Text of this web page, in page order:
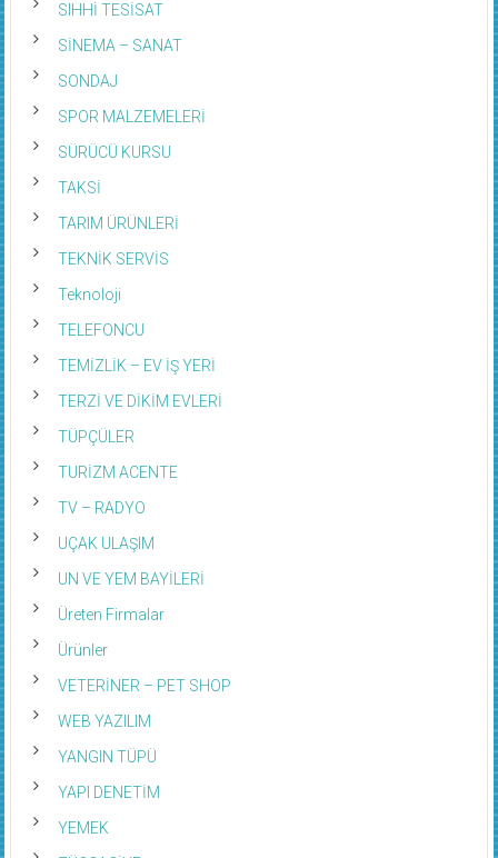
SIHHİ TESİSAT
SİNEMA – SANAT
SONDAJ
SPOR MALZEMELERİ
SÜRÜCÜ KURSU
TAKSİ
TARIM ÜRÜNLERİ
TEKNİK SERVİS
Teknoloji
TELEFONCU
TEMİZLİK – EV İŞ YERİ
TERZİ VE DİKİM EVLERİ
TÜPÇÜLER
TURİZM ACENTE
TV – RADYO
UÇAK ULAŞIM
UN VE YEM BAYİLERİ
Üreten Firmalar
Ürünler
VETERİNER – PET SHOP
WEB YAZILIM
YANGIN TÜPÜ
YAPI DENETİM
YEMEK